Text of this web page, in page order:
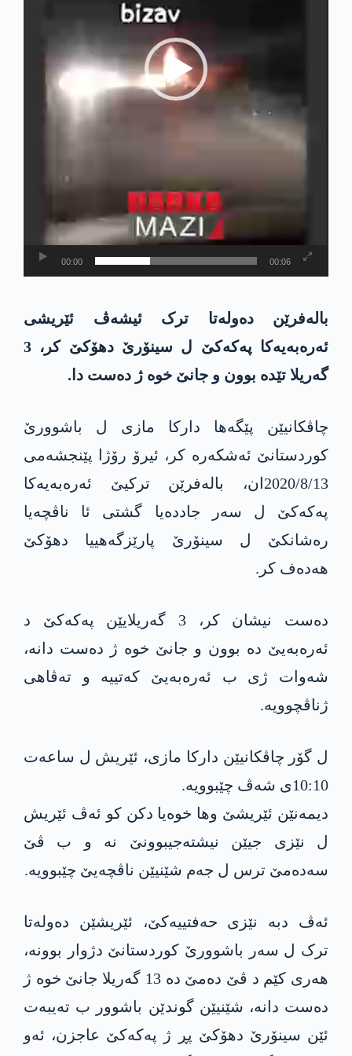
00:00 00:06
بالەفرێن دەولەتا ترک ئیشەڤ ئێریشی
ئەرەبەیەکا پەکەکێ ل سینۆرێ دھۆکێ کر، 3
گەریلا تێدە بوون و جانێ خوە ژ دەست دا.
چاڤکانیێن پێگەھا دارکا مازی ل باشوورێ
کوردستانێ ئەشکەرە کر، ئیرۆ رۆژا پێنجشەمی
2020/8/13ان، بالەفرێن ترکیێ ئەرەبەیەکا
پەکەکێ ل سەر جاددەیا گشتی ئا ناڤچەیا
رەشانکێ ل سینۆرێ پارێزگەھییا دھۆکێ
ھەدەف کر.
دەست نیشان کر، 3 گەریلایێن پەکەکێ د
ئەرەبەیێ دە بوون و جانێ خوە ژ دەست دانە،
شەوات ژی ب ئەرەبەیێ کەتییە و تەڤاھی
ژناڤچوویە.
ل گۆر چاڤکانیێن دارکا مازی، ئێریش ل ساعەت
10:10ی شەڤ چێبوویە.
دیمەنێن ئێریشێ وھا خوەیا دکن کو ئەڤ ئێریش
ل نێزی جیێن نیشتەجیبوونێ نە و ب ڤێ
سەدەمێ ترس ل جەم شێنیێن ناڤچەیێ چێبوویە.
ئەڤ دبە نێزی حەفتییەکێ، ئێریشێن دەولەتا
ترک ل سەر باشوورێ کوردستانێ دژوار بوونە،
ھەری کێم د ڤێ دەمێ دە 13 گەریلا جانێ خوە ژ
دەست دانە، شێنیێن گوندێن باشوور ب تەیبەت
ئێن سینۆرێ دھۆکێ پڕ ژ پەکەکێ عاجزن، ئەو